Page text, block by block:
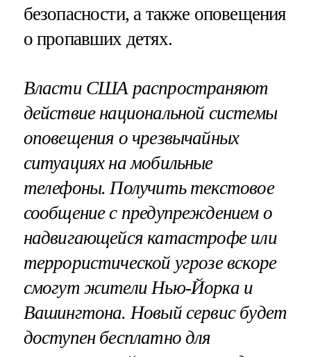
безопасности, а также оповещения
о пропавших детях.
Власти США распространяют
действие национальной системы
оповещения о чрезвычайных
ситуациях на мобильные
телефоны. Получить текстовое
сообщение с предупреждением о
надвигающейся катастрофе или
террористической угрозе вскоре
смогут жители Нью-Йорка и
Вашингтона. Новый сервис будет
доступен бесплатно для